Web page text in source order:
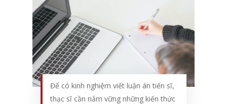
Để có kinh nghiệm viết luận án tiến sĩ,
thạc sĩ cần nắm vững những kiến thức